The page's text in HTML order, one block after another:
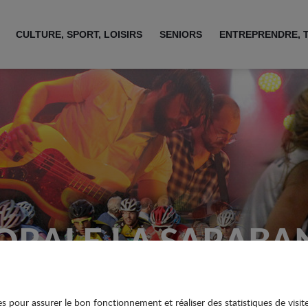
pour assurer le bon fonctionnement et réaliser des statistiques de
CULTURE, SPORT, LOISIRS SENIORS ENTREPRENDRE,
LA